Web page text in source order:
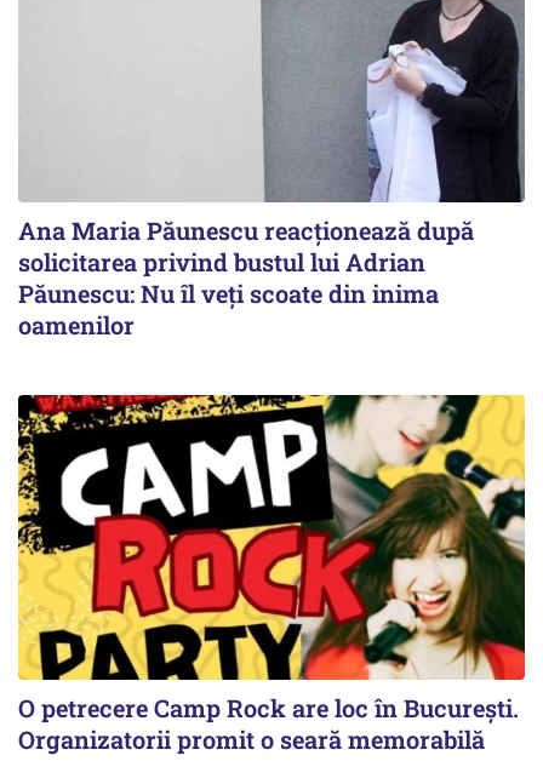
Ana Maria Păunescu reacționează după
solicitarea privind bustul lui Adrian
Păunescu: Nu îl veți scoate din inima
oamenilor
O petrecere Camp Rock are loc în București.
Organizatorii promit o seară memorabilă